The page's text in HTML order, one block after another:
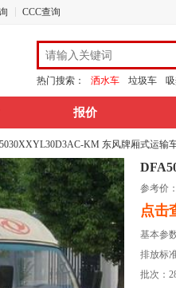
CCC查询
热门搜索： 洒水车 垃圾车
报价
KM 东风牌厢式运输
参考价：
点击
基本参
排放标
批次：